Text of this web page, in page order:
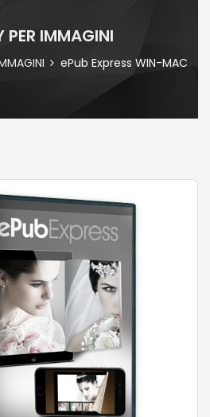
PER IMMAGINI
ePub Express WIN-MAC